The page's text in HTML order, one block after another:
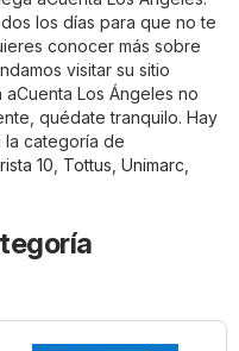
los días para que no te
conocer más sobre
visitar su sitio
aCuenta Los Ángeles no
quédate tranquilo. Hay
la categoría de
10 Tottus Unimarc